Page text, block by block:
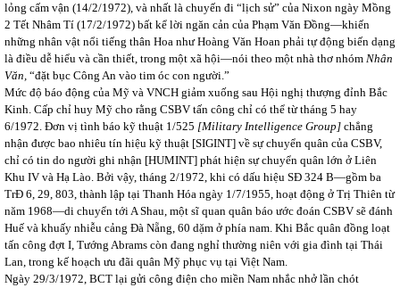
lỏng cấm vận (14/2/1972), và nhất là chuyến đi “lịch sử” của Nixon ngày Mồng
2 Tết Nhâm Tí (17/2/1972) bất kể lời ngăn cản của Phạm Văn Đồng—khiến
những nhân vật nổi tiếng thân Hoa như Hoàng Văn Hoan phải tự động biến dạng
là điều dễ hiểu và cần thiết, trong một xã hội—nói theo một nhà thơ nhóm Nhân
Văn, “đặt bục Công An vào tim óc con người.”
Mức độ báo động của Mỹ và VNCH giảm xuống sau Hội nghị thượng đỉnh Bắc
Kinh. Cấp chỉ huy Mỹ cho rằng CSBV tấn công chỉ có thể từ tháng 5 hay
6/1972. Đơn vị tình báo kỹ thuật 1/525 [Military Intelligence Group] chẳng
nhận được bao nhiêu tín hiệu kỹ thuật [SIGINT] về sự chuyển quân của CSBV,
chỉ có tin do người ghi nhận [HUMINT] phát hiện sự chuyển quân lớn ở Liên
Khu IV và Hạ Lào. Bởi vậy, tháng 2/1972, khi có dấu hiệu SĐ 324 B—gồm ba
TrĐ 6, 29, 803, thành lập tại Thanh Hóa ngày 1/7/1955, hoạt động ở Trị Thiên từ
năm 1968—di chuyển tới A Shau, một sĩ quan quân báo ước đoán CSBV sẽ đánh
Huế và khuấy nhiễu cảng Đà Nẵng, 60 dặm ở phía nam. Khi Bắc quân đồng loạt
tấn công đợt I, Tướng Abrams còn đang nghỉ thường niên với gia đình tại Thái
Lan, trong kế hoạch ưu đãi quân Mỹ phục vụ tại Việt Nam.
Ngày 29/3/1972, BCT lại gửi công điện cho miền Nam nhắc nhở lần chót